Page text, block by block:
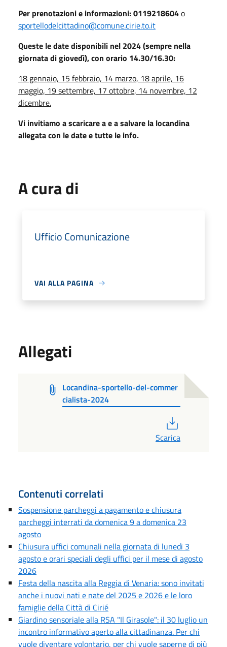
Per prenotazioni e informazioni: 0119218604o
sportellodelcittadino@comune.cirie.to.it
Queste le date disponibili nel 2024 (sempre nella
giornata di giovedì), con orario 14.30/16.30:
18 gennaio, 15 febbraio, 14 marzo, 18 aprile, 16
maggio, 19 settembre, 17 ottobre, 14 novembre, 12
dicembre.
Vi invitiamo a scaricare a e a salvare la locandina
allegata con le date e tutte le info.
A cura di
Ufficio Comunicazione
VAI ALLA PAGINA
Allegati
Locandina-sportello-del-commer
cialista-2024
Scarica
Contenuti correlati
Sospensione parcheggi a pagamento e chiusura
parcheggi interrati da domenica 9 a domenica 23
agosto
Chiusura uffici comunali nella giornata di lunedì 3
agosto e orari speciali degli uffici per il mese di agosto
2026
Festa della nascita alla Reggia di Venaria: sono invitati
anche i nuovi nati e nate del 2025 e 2026 e le loro
famiglie della Città di Cirié
Giardino sensoriale alla RSA "Il Girasole": il 30 luglio un
incontro informativo aperto alla cittadinanza. Per chi
vuole diventare volontario, per chi vuole saperne di più